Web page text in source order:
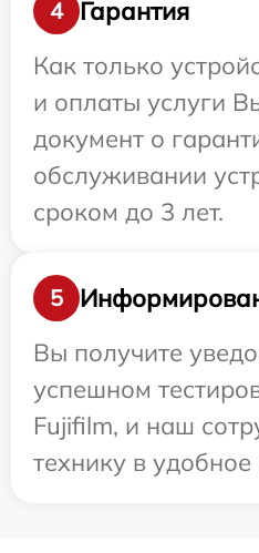
4
Гарантия
Как только
и оплаты услуги
документ о
обслуживании
сроком до 3 лет.
5
Вы получите
успешном
Fujifilm, и наш
технику в